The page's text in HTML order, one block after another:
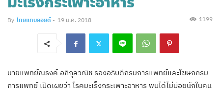
By ไทยแทบลอยด์ - 19 ม.ค. 2018 1199
นายแพทย์ณรงค์ อภิกุลวณิช รองอธิบดีกรมการแพทย์และโฆษกกรม
การแพทย์เปิดเผยว่า โรคมะเร็งกระเพาะอาหาร พบได้ไม่บ่อยนักในคน